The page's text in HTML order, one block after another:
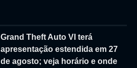
Grand Theft Auto VI terá
apresentação estendida em 27
de agosto; veja horário e onde